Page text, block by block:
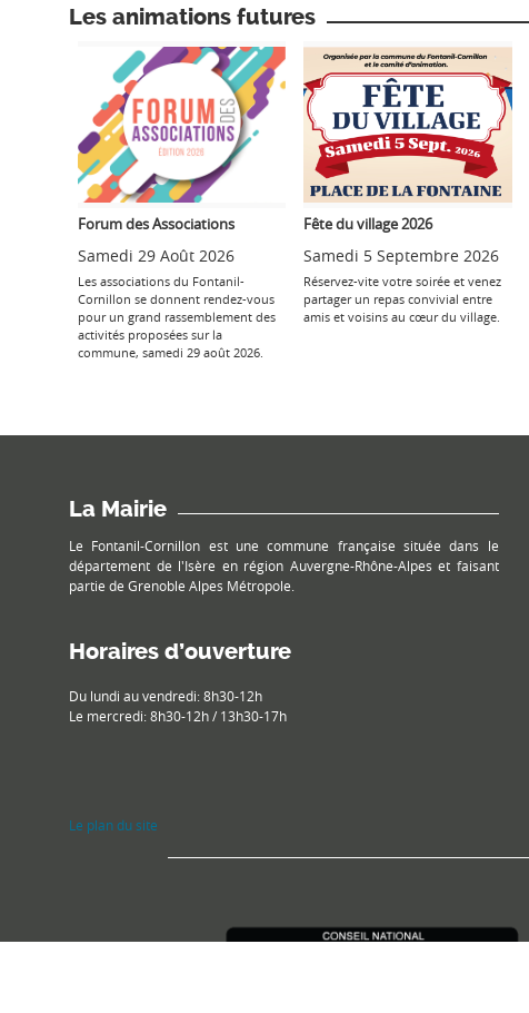
Les animations futures
Forum des Associations
Samedi 29 Août 2026
Les associations du Fontanil-
Cornillon se donnent rendez-vous
pour un grand rassemblement des
activités proposées sur la
commune, samedi 29 août 2026.
Fête du village 2026
Samedi 5 Septembre 2026
Réservez-vite votre soirée et venez
partager un repas convivial entre
amis et voisins au cœur du village.
La Mairie
Le Fontanil-Cornillon est une commune française située dans le
département de l'Isère en région Auvergne-Rhône-Alpes et faisant
partie de Grenoble Alpes Métropole.
Horaires d’ouverture
Du lundi au vendredi: 8h30-12h
Le mercredi: 8h30-12h / 13h30-17h
Le plan du site